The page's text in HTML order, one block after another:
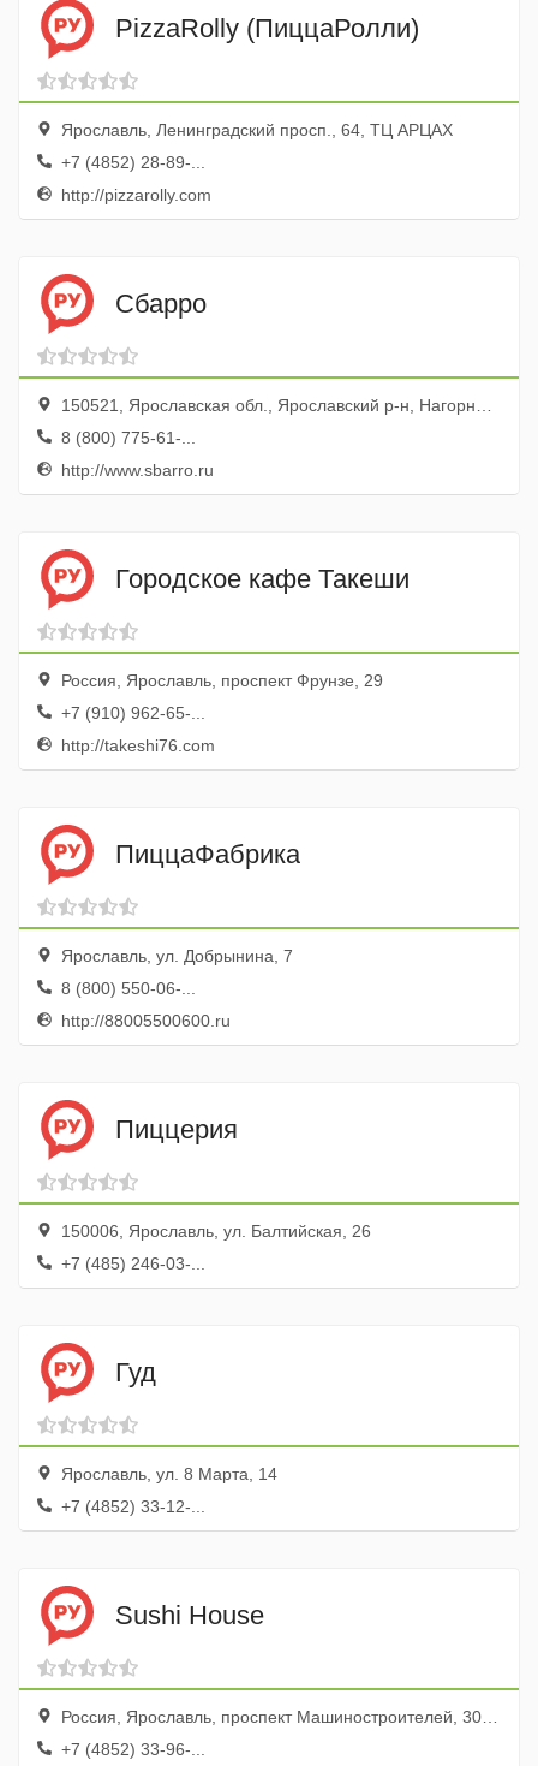
PizzaRolly (ПиццаРолли)
Ярославль, Ленинградский просп., 64, ТЦ АРЦАХ
+7 (4852) 28-89-...
http://pizzarolly.com
Сбарро
150521, Ярославская обл., Ярославский р-н, Нагорный пос., ул. Дорожная, 6а, ТЦ Вернисаж
8 (800) 775-61-...
http://www.sbarro.ru
Городское кафе Такеши
Россия, Ярославль, проспект Фрунзе, 29
+7 (910) 962-65-...
http://takeshi76.com
ПиццаФабрика
Ярославль, ул. Добрынина, 7
8 (800) 550-06-...
http://88005500600.ru
Пиццерия
150006, Ярославль, ул. Балтийская, 26
+7 (485) 246-03-...
Гуд
Ярославль, ул. 8 Марта, 14
+7 (4852) 33-12-...
Sushi House
Россия, Ярославль, проспект Машиностроителей, 30/18, ТРЦ Яркий, этаж 2
+7 (4852) 33-96-...